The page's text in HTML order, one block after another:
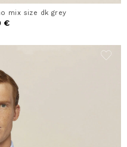
mix size dk grey
€